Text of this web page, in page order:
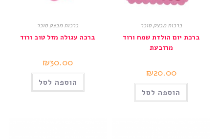
ברכות מבצק סוכר
ברכת יום הולדת שמח ורוד
מרובעת
₪20.00
הוספה לסל
ברכות מבצק סוכר
ברכה עגולה מזל טוב ורוד
₪30.00
הוספה לסל